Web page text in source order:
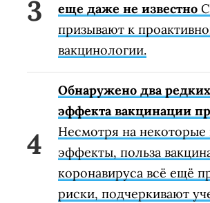
еще даже не известно
призывают к
вакцинологии.
Обнаружено два
эффекта вакцинации
Несмотря на
эффекты, польза
коронавируса всё ещё
риски, подчеркивают